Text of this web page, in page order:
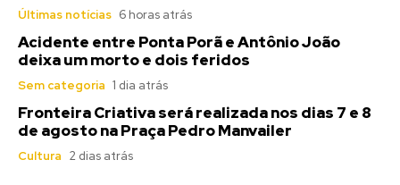
Últimas notícias 6 horas atrás
Acidente entre Ponta Porã e Antônio João
deixa um morto e dois feridos
Sem categoria 1 dia atrás
Fronteira Criativa será realizada nos dias 7 e 8
de agosto na Praça Pedro Manvailer
Cultura 2 dias atrás